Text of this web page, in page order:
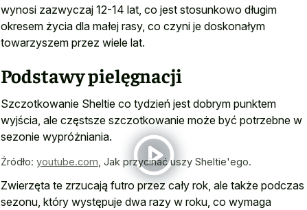
wynosi zazwyczaj 12-14 lat, co jest stosunkowo długim
okresem życia dla małej rasy, co czyni je doskonałym
towarzyszem przez wiele lat.
Podstawy pielęgnacji
Szczotkowanie Sheltie co tydzień jest dobrym punktem
wyjścia, ale częstsze szczotkowanie może być potrzebne w
sezonie wypróżniania.
Źródło: youtube.com Jak przycinać uszy Sheltie'ego.
Zwierzęta te zrzucają futro przez cały rok, ale także podczas
sezonu, który występuje dwa razy w roku, co wymaga